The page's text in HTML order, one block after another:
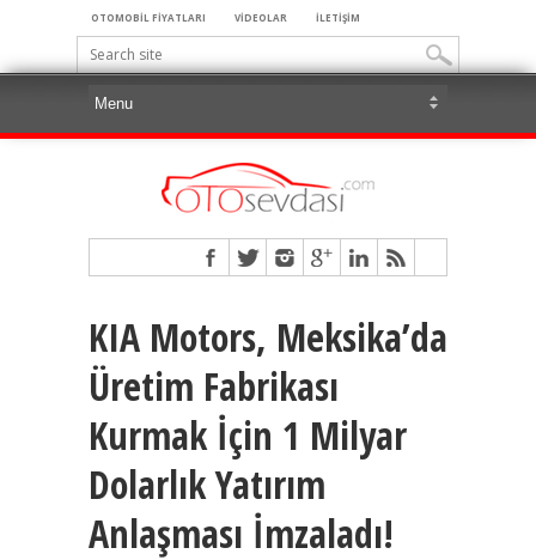
OTOMOBİL FİYATLARI VİDEOLAR İLETİŞİM
KIA Motors, Meksika’da
Üretim Fabrikası
Kurmak İçin 1 Milyar
Dolarlık Yatırım
Anlaşması İmzaladı!